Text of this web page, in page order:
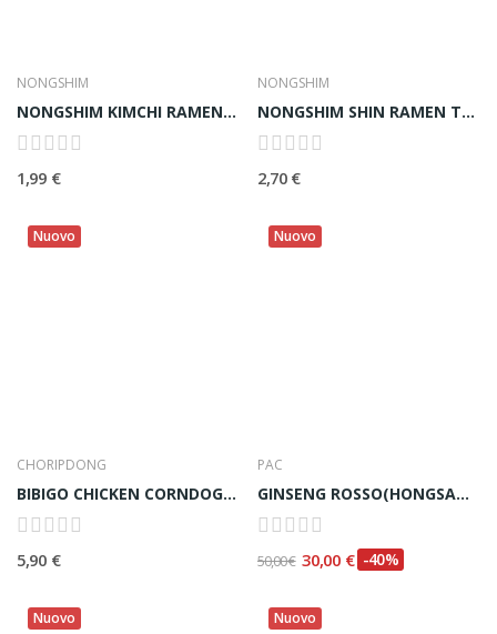
NONGSHIM
NONGSHIM KIMCHI RAMEN STIR FRY 김치 볶음면- 137 g
1,99 €
NONGSHIM
NONGSHIM SHIN RAMEN TOOMBA BIG BOWL 툼바큰사발 - 113g
2,70 €
Nuovo
CHORIPDONG
BIBIGO CHICKEN CORNDOG 치킨콘도그- 160G (80gx2pz)
5,90 €
Nuovo
PAC
GINSENG ROSSO(HONGSAM) COREANO ESTRATTO LIQUIDO...
50,00 € 30,00 € -40%
Nuovo Nuovo